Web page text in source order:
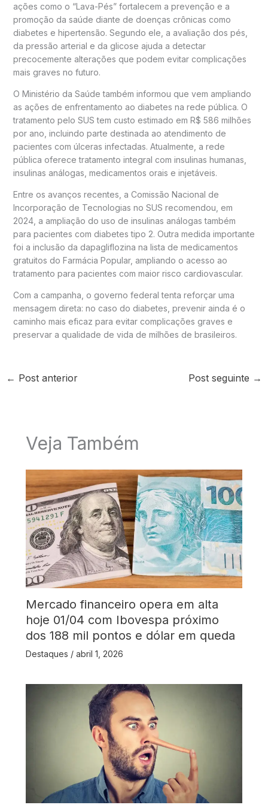
ações como o “Lava-Pés” fortalecem a prevenção e a
promoção da saúde diante de doenças crônicas como
diabetes e hipertensão. Segundo ele, a avaliação dos pés,
da pressão arterial e da glicose ajuda a detectar
precocemente alterações que podem evitar complicações
mais graves no futuro.
O Ministério da Saúde também informou que vem ampliando
as ações de enfrentamento ao diabetes na rede pública. O
tratamento pelo SUS tem custo estimado em R$ 586 milhões
por ano, incluindo parte destinada ao atendimento de
pacientes com úlceras infectadas. Atualmente, a rede
pública oferece tratamento integral com insulinas humanas,
insulinas análogas, medicamentos orais e injetáveis.
Entre os avanços recentes, a Comissão Nacional de
Incorporação de Tecnologias no SUS recomendou, em
2024, a ampliação do uso de insulinas análogas também
para pacientes com diabetes tipo 2. Outra medida importante
foi a inclusão da dapagliflozina na lista de medicamentos
gratuitos do Farmácia Popular, ampliando o acesso ao
tratamento para pacientes com maior risco cardiovascular.
Com a campanha, o governo federal tenta reforçar uma
mensagem direta: no caso do diabetes, prevenir ainda é o
caminho mais eficaz para evitar complicações graves e
preservar a qualidade de vida de milhões de brasileiros.
← Post anterior Post seguinte →
Veja Também
Mercado financeiro opera em alta
hoje 01/04 com Ibovespa próximo
dos 188 mil pontos e dólar em queda
Destaques / abril 1, 2026